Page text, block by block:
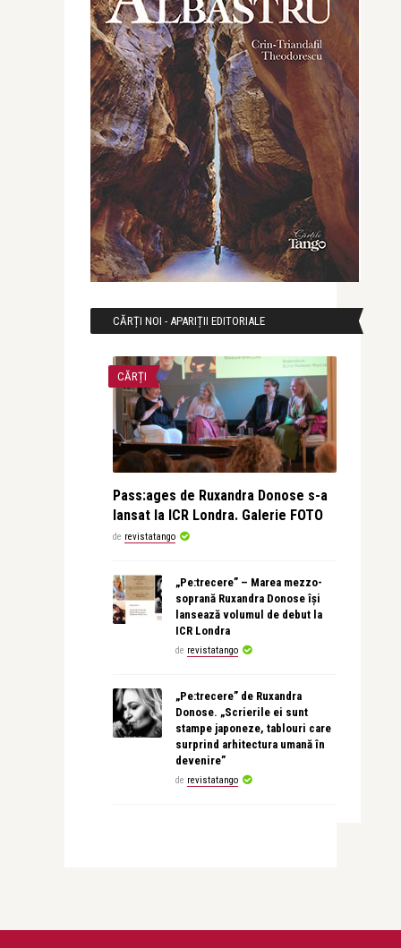
CĂRȚI NOI - APARIȚII EDITORIALE
CĂRȚI
Pass:ages de Ruxandra Donose s-a
lansat la ICR Londra. Galerie FOTO
de revistatango
„Pe:trecere” – Marea mezzo-
soprană Ruxandra Donose își
lansează volumul de debut la
ICR Londra
de revistatango
„Pe:trecere” de Ruxandra
Donose. „Scrierile ei sunt
stampe japoneze, tablouri care
surprind arhitectura umană în
devenire”
de revistatango